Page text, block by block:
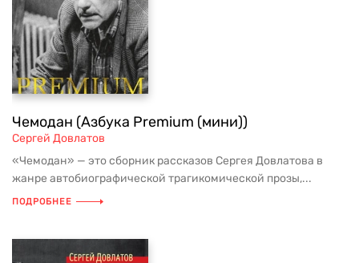
Чемодан (Азбука Premium (мини))
Сергей Довлатов
«Чемодан» — это сборник рассказов Сергея Довлатова в
жанре автобиографической трагикомической прозы,...
ПОДРОБНЕЕ